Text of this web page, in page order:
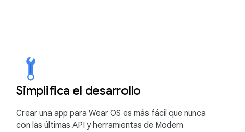
Simplifica el desarrollo
Crear una app para Wear OS es más fácil que nunca
con las últimas API y herramientas de Modern